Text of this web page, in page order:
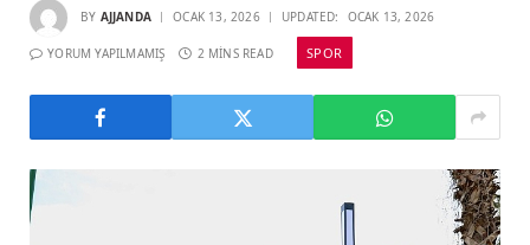
BY AJJANDA OCAK 13, 2026 UPDATED: OCAK 13, 2026
YORUM YAPILMAMIŞ 2 MINS READ SPOR